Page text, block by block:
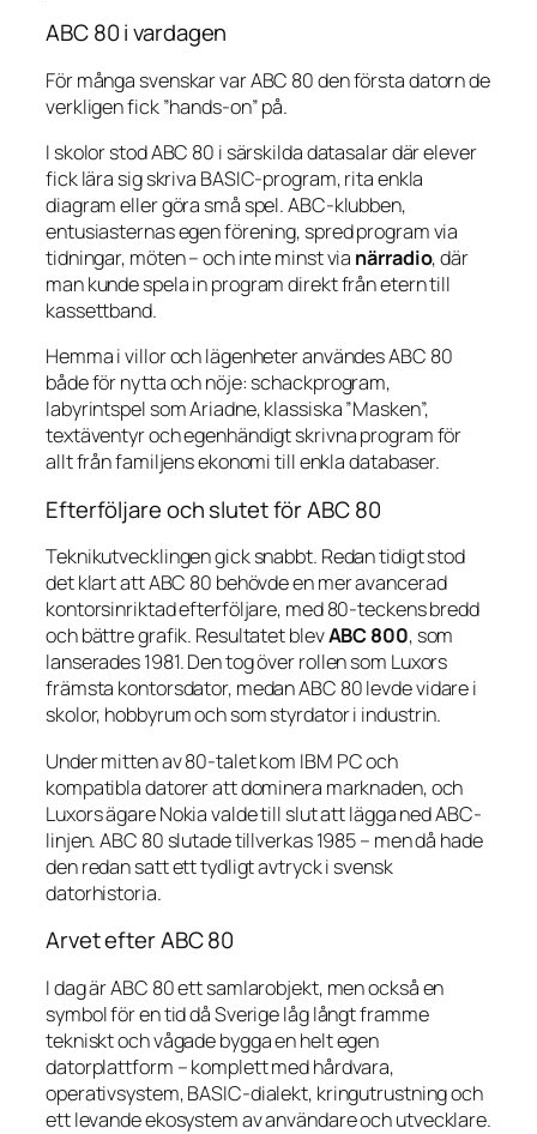
ABC 80 i vardagen
För många svenskar var ABC 80 den första datorn de
verkligen fick ”hands-on” på.
I skolor stod ABC 80 i särskilda datasalar där elever
fick lära sig skriva BASIC-program, rita enkla
diagram eller göra små spel. ABC-klubben,
entusiasternas egen förening, spred program via
tidningar, möten – och inte minst via närradio, där
man kunde spela in program direkt från etern till
kassettband.
Hemma i villor och lägenheter användes ABC 80
både för nytta och nöje: schackprogram,
labyrintspel somAriadne, klassiska ”Masken”,
textäventyr och egenhändigt skrivna program för
allt från familjens ekonomi till enkla databaser.
Efterföljare och slutet för ABC 80
Teknikutvecklingen gick snabbt. Redan tidigt stod
det klart att ABC 80 behövde en mer avancerad
kontorsinriktad efterföljare, med 80-teckens bredd
och bättre grafik. Resultatet blevABC 800, som
lanserades 1981. Den tog över rollen som Luxors
främsta kontorsdator, medan ABC 80 levde vidare i
skolor, hobbyrum och som styrdator i industrin.
Under mitten av 80-talet kom IBM PC och
kompatibla datorer att dominera marknaden, och
Luxors ägare Nokia valde till slut att lägga ned ABC-
linjen. ABC 80 slutade tillverkas 1985 – men då hade
den redan satt ett tydligt avtryck i svensk
datorhistoria.
Arvet efter ABC 80
I dag är ABC 80 ett samlarobjekt, men också en
symbol för en tid då Sverige låg långt framme
tekniskt och vågade bygga en helt egen
datorplattform – komplett med hårdvara,
operativsystem, BASIC-dialekt, kringutrustning och
ett levande ekosystem av användare och utvecklare.